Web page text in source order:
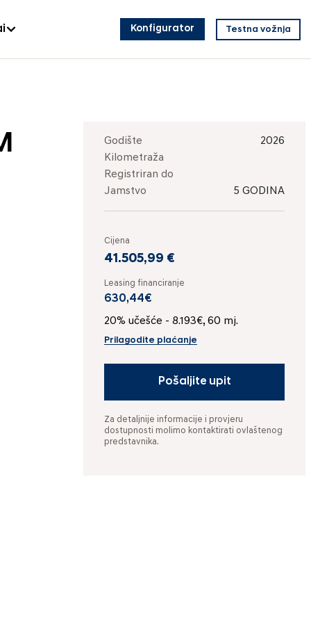
Konfigurator Testna vožnja
Godište
2026
Kilometraža
Registriran do
Jamstvo
5 GODINA
Cijena
41.505,99 €
Leasing financiranje
630,44€
20% učešće - 8.193€, 60 mj.
Prilagodite plaćanje
Pošaljite upit
Za detaljnije informacije i provjeru
dostupnosti molimo kontaktirati ovlaštenog
predstavnika.